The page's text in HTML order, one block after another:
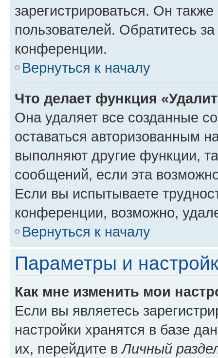
зарегистрироваться. Он
пользователей. Обратитесь
конференции.
Вернуться к началу
Что делает функция
Она удаляет все созданные
оставаться авторизованным
выполняют другие функции,
сообщений, если эта
Если вы испытываете
конференции, возможно,
Вернуться к началу
Параметры и
Как мне изменить мои
Если вы являетесь
настройки хранятся в базе
их, перейдите вЛичный